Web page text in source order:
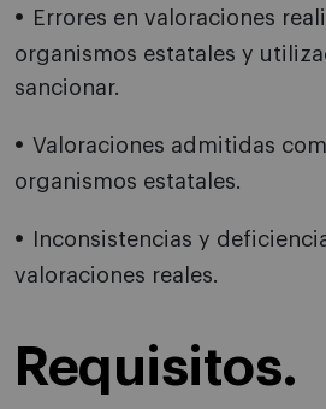
Errores en valoraciones
organismos estatales y
sancionar.
Valoraciones admitidas
organismos estatales.
Inconsistencias y
valoraciones reales.
Requisitos.